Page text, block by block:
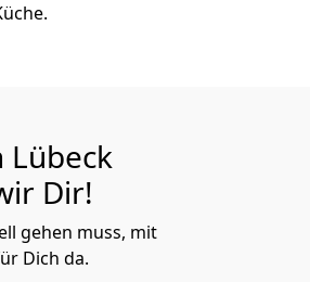
Lübeck
Dir!
gehen muss, mit
Dich da.